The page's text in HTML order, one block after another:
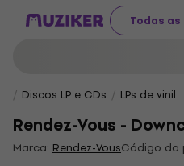
Todas
Discos LP e CDs LPs de vinil
Rendez-Vous -
Marca: Rendez-VousCódigo do